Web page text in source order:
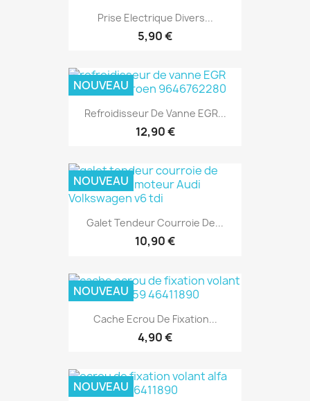
Prise Electrique Divers...
5,90 €
Refroidisseur De Vanne EGR...
12,90 €
NOUVEAU
Galet Tendeur Courroie De...
10,90 €
NOUVEAU
Cache Ecrou De Fixation...
4,90 €
NOUVEAU
NOUVEAU